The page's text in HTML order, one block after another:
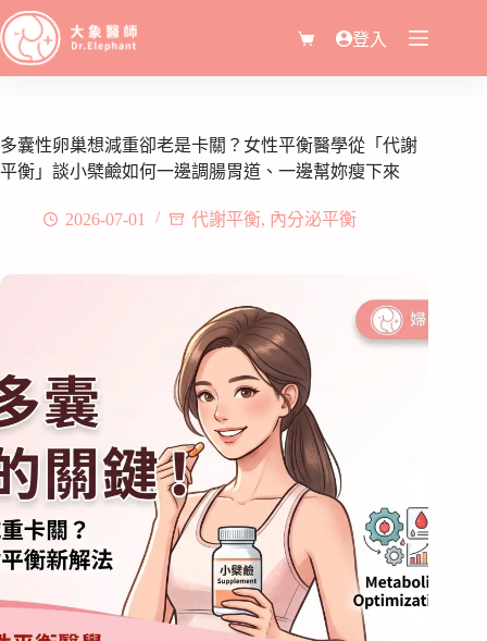
登入
多囊性卵巢想減重卻老是卡關？女性平衡醫學從「代謝
平衡」談小檗鹼如何一邊調腸胃道、一邊幫妳瘦下來
2026-07-01 代謝平衡, 內分泌平衡